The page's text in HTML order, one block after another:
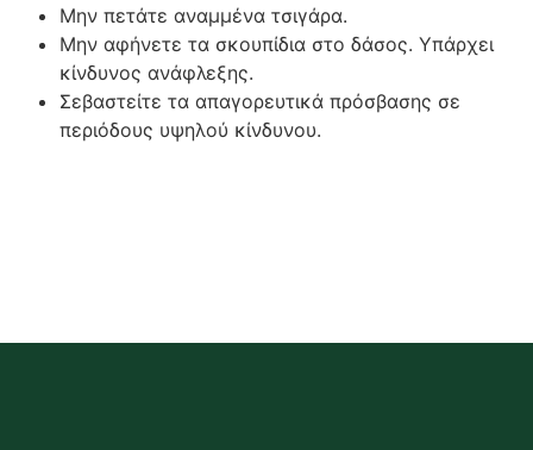
Μην πετάτε αναμμένα τσιγάρα.
Μην αφήνετε τα σκουπίδια στο δάσος. Υπάρχει
κίνδυνος ανάφλεξης.
Σεβαστείτε τα απαγορευτικά πρόσβασης σε
περιόδους υψηλού κίνδυνου.